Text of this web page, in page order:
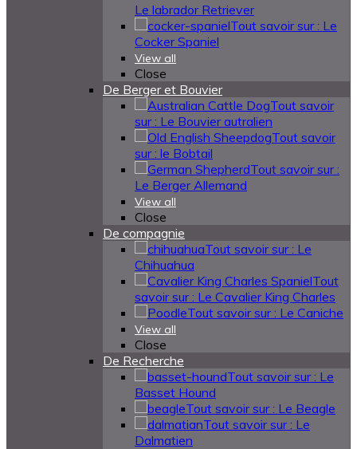
Le labrador Retriever
Tout savoir sur : Le
Cocker Spaniel
View all
Close
De Berger et Bouvier
Tout savoir
sur : Le Bouvier autralien
Tout savoir
sur : le Bobtail
Tout savoir sur :
Le Berger Allemand
View all
Close
De compagnie
Tout savoir sur : Le
Chihuahua
Tout
savoir sur : Le Cavalier King Charles
Tout savoir sur : Le Caniche
View all
Close
De Recherche
Tout savoir sur : Le
Basset Hound
Tout savoir sur : Le Beagle
Tout savoir sur : Le
Dalmatien